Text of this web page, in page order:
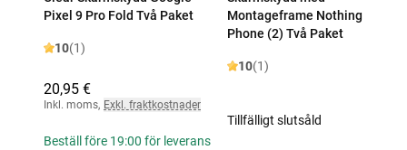
Pixel 9 Pro Fold Två Paket
10(1)
20,95 €
Inkl. moms, Exkl. fraktkostnader
Beställ före 19:00 för leverans
Montageframe Nothing
Phone (2) Två Paket
10(1)
Tillfälligt slutsåld